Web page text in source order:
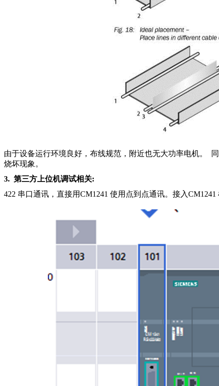
由于设备运行环境良好，布线规范，附近也无大功率电机。
烧坏现象。
3. 第三方上位机调试相关:
422 串口通讯，直接用CM1241 使用点到点通讯。接入CM1241